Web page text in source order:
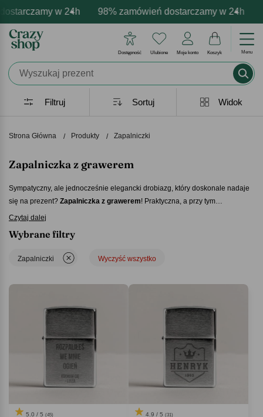
w 24h 98% zamówień dostarczamy w 24h
personalizacja produktów Profesjonalna i
emocje - zawsze udane prezenty Prezentujemy
Dostępność Ulubione Moje konto Koszyk Menu
Strona Główna Produkty Zapalniczki
Zapalniczka z grawerem
Sympatyczny, ale jednocześnie elegancki drobiazg, który doskonale nadaje
się na prezent Zapalniczka z grawerem! Praktyczna, a przy tym
ekskluzywna – ucieszy każdego, nie tylko palacza! Metalowa
obdarowanej przez wiele lat. Wybierz więc odpowiedni model, dodaj do
niego własne napisy i spraw bliskiemu wyjątkową niespodziankę!
Czytaj dalej
Filtruj Widok
Sortuj
Wybrane filtry
Zapalniczki Wyczyść wszystko
5.0 / 5 (45) 4.9 / 5 (31)